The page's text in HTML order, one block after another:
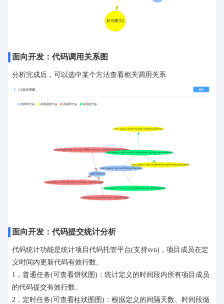
面向开发：代码调用关系图
分析完成后，可以选中某个方法查看相关调用关系
面向开发：代码提交统计分析
代码统计功能是统计项目代码托管平台(支持svn)，项目成员在定
义时间内更新代码有效行数。
1，普通任务(可查看饼状图)：统计定义的时间段内所有项目成员
的代码提交有效行数。
2，定时任务(可查看柱状图图)：根据定义的间隔天数、时间段循